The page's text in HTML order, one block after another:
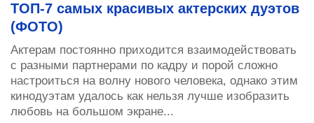
ТОП-7 самых красивых актерских дуэтов
(ФОТО)
Актерам постоянно приходится взаимодействовать
с разными партнерами по кадру и порой сложно
настроиться на волну нового человека, однако этим
кинодуэтам удалось как нельзя лучше изобразить
любовь на большом экране...